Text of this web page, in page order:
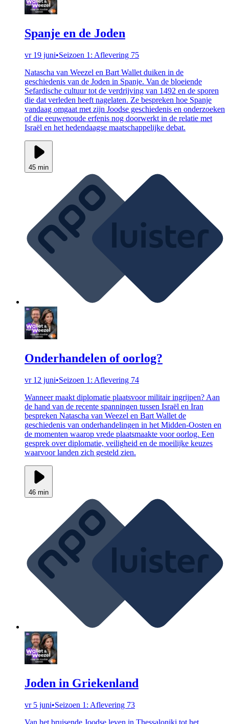
Spanje en de Joden
vr 19 juni•Seizoen 1: Aflevering 75
Natascha van Weezel en Bart Wallet duiken in de
geschiedenis van de Joden in Spanje. Van de bloeiende
Sefardische cultuur tot de verdrijving van 1492 en de sporen
die dat verleden heeft nagelaten. Ze bespreken hoe Spanje
vandaag omgaat met zijn Joodse geschiedenis en onderzoeken
of die eeuwenoude erfenis nog doorwerkt in de relatie met
Israël en het hedendaagse maatschappelijke debat.
45 min
Onderhandelen of oorlog?
vr 12 juni•Seizoen 1: Aflevering 74
Wanneer maakt diplomatie plaatsvoor militair ingrijpen? Aan
de hand van de recente spanningen tussen Israël en Iran
bespreken Natascha van Weezel en Bart Wallet de
geschiedenis van onderhandelingen in het Midden-Oosten en
de momenten waarop vrede plaatsmaakte voor oorlog. Een
gesprek over diplomatie, veiligheid en de moeilijke keuzes
waarvoor landen zich gesteld zien.
46 min
Joden in Griekenland
vr 5 juni•Seizoen 1: Aflevering 73
Van het bruisende Joodse leven in Thessaloniki tot het